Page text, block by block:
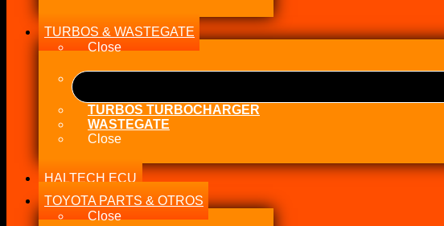
TURBOS & WASTEGATE
Close
TURBOS TURBOCHARGER
WASTEGATE
Close
HALTECH ECU
TOYOTA PARTS & OTROS
Close